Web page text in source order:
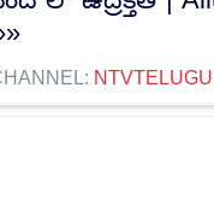
NTVTELUGU